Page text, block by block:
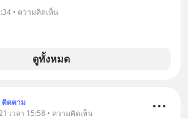
• ความคิดเห็น
ดูทั้งหมด
ติดตาม
เวลา 15:58 • ความคิดเห็น